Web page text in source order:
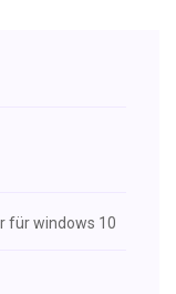
für windows 10